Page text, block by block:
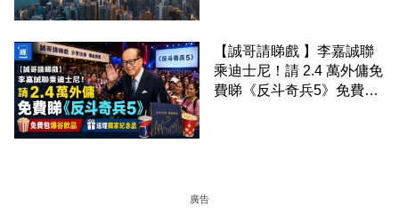
【誠哥請睇戲 】李嘉誠聯
乘迪士尼！請 2.4 萬外傭免
費睇《反斗奇兵5》免費包
廣告